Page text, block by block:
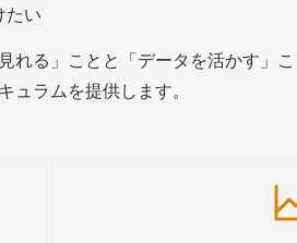
たい
れる」ことと「データを活かす」
ュラムを提供します。